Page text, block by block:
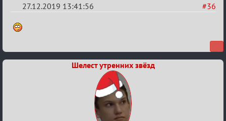
#36
27.12.2019 13:41:56
Re:
Охоты
Шелест утренних звёзд